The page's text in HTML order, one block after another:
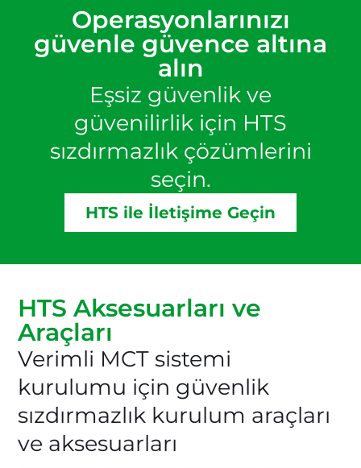
Operasyonlarınızı
güvenle güvence altına
alın
Eşsiz güvenlik ve
güvenilirlik için HTS
sızdırmazlık çözümlerini
seçin.
HTS ile İletişime Geçin
HTS Aksesuarları ve
Araçları
Verimli MCT sistemi
kurulumu için güvenlik
sızdırmazlık kurulum araçları
ve aksesuarları